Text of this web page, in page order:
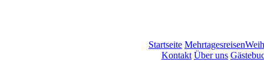
Startseite Mehrtagesreisen
Kontakt Über uns